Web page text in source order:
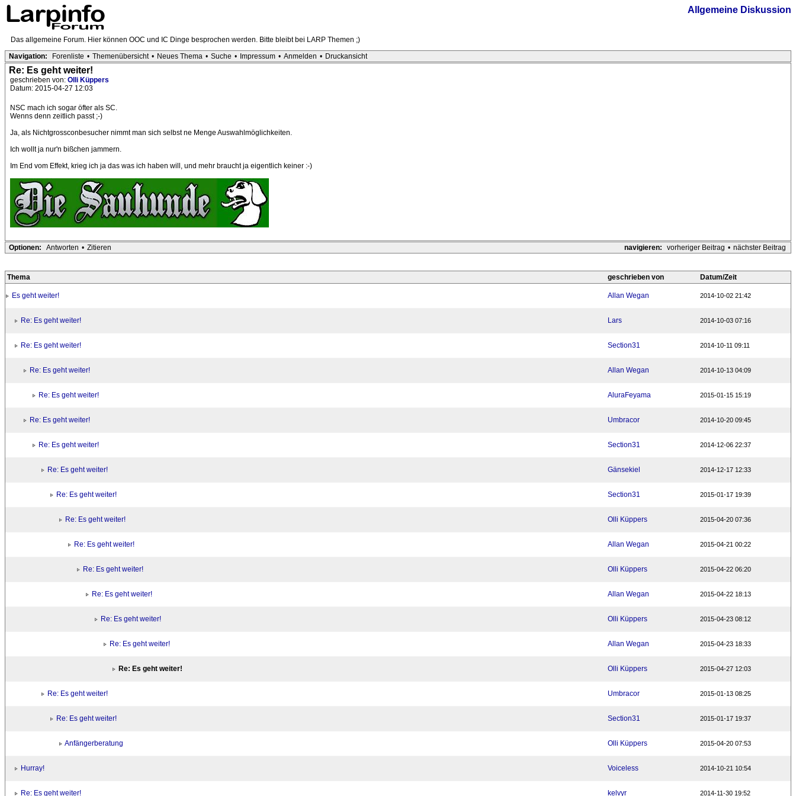
Allgemeine Diskussion
Das allgemeine Forum. Hier können OOC und IC Dinge besprochen werden. Bitte bleibt bei LARP Themen ;)
Navigation:
Forenliste • Themenübersicht • Neues Thema • Suche • Impressum • Anmelden • Druckansicht
Re: Es geht weiter!
geschrieben von: Olli Küppers
Datum: 2015-04-27 12:03
NSC mach ich sogar öfter als SC.
Wenns denn zeitlich passt ;-)
Ja, als Nichtgrossconbesucher nimmt man sich selbst ne Menge Auswahlmöglichkeiten.
Ich wollt ja nur'n bißchen jammern.
Im End vom Effekt, krieg ich ja das was ich haben will, und mehr braucht ja eigentlich keiner :-)
navigieren: vorheriger Beitrag • nächster Beitrag
Optionen: Antworten • Zitieren
Thema geschrieben von Datum/Zeit
Es geht weiter! Allan Wegan 2014-10-02 21:42
Re: Es geht weiter! Lars 2014-10-03 07:16
Re: Es geht weiter! Section31 2014-10-11 09:11
Re: Es geht weiter! Allan Wegan 2014-10-13 04:09
Re: Es geht weiter! AluraFeyama 2015-01-15 15:19
Re: Es geht weiter! Umbracor 2014-10-20 09:45
Re: Es geht weiter! Section31 2014-12-06 22:37
Re: Es geht weiter! Gänsekiel 2014-12-17 12:33
Re: Es geht weiter! Section31 2015-01-17 19:39
Re: Es geht weiter! Olli Küppers 2015-04-20 07:36
Re: Es geht weiter! Allan Wegan 2015-04-21 00:22
Re: Es geht weiter! Olli Küppers 2015-04-22 06:20
Re: Es geht weiter! Allan Wegan 2015-04-22 18:13
Re: Es geht weiter! Olli Küppers 2015-04-23 08:12
Re: Es geht weiter! Allan Wegan 2015-04-23 18:33
Re: Es geht weiter! Olli Küppers 2015-04-27 12:03
Re: Es geht weiter! Umbracor 2015-01-13 08:25
Re: Es geht weiter! Section31 2015-01-17 19:37
Anfängerberatung Olli Küppers 2015-04-20 07:53
Hurray! Voiceless 2014-10-21 10:54
Re: Es geht weiter! kelvyr 2014-11-30 19:52